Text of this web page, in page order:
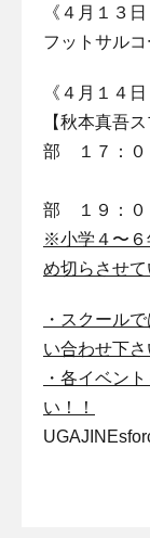
《４月１３日
フットサル
《４月１４日
【秋本真吾
部 １７：０
小
部 １９：０
※小学４〜６
め切らさせて
・ スクール
い合わせ下さ
・各イベン
い！！